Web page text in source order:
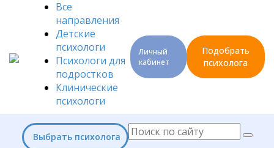
Все
направления
Детские
психологи
Психологи для
подростков
Клинические
психологи
Личный
кабинет
Подобрать
психолога
Выбрать психолога